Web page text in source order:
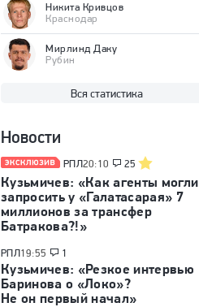
Никита Кривцов
Краснодар
Мирлинд Даку
Рубин
Вся статистика
Новости
РПЛ20:10 25
Кузьмичев: «Как агенты могли
запросить у «Галатасарая» 7
миллионов за трансфер
Батракова?!»
РПЛ19:55 1
Кузьмичев: «Резкое интервью
Баринова о «Локо»?
Не он первый начал»